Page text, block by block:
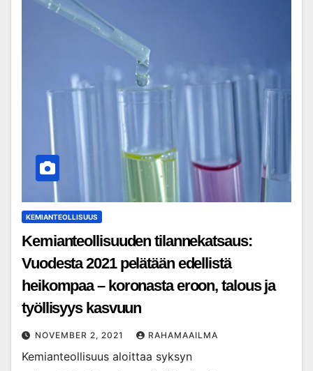
KEMIANTEOLLISUUS
Kemianteollisuuden tilannekatsaus:
Vuodesta 2021 pelätään edellistä
heikompaa – koronasta eroon, talous ja
työllisyys kasvuun
NOVEMBER 2, 2021 RAHAMAAILMA
Kemianteollisuus aloittaa syksyn